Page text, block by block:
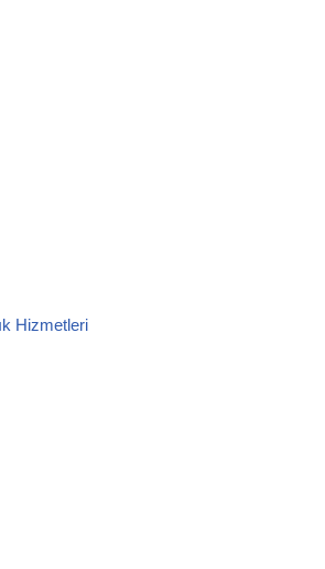
Hizmetleri